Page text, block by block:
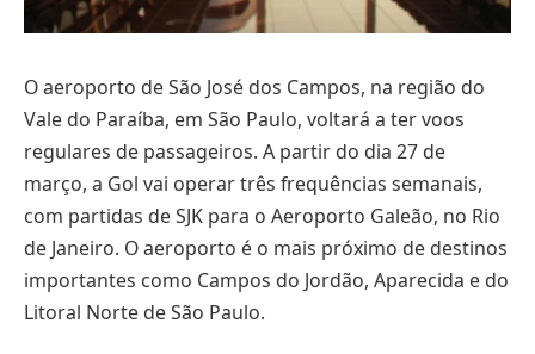
O aeroporto de São José dos Campos, na região do
Vale do Paraíba, em São Paulo, voltará a ter voos
regulares de passageiros. A partir do dia 27 de
março, a Gol vai operar três frequências semanais,
com partidas de SJK para o Aeroporto Galeão, no Rio
de Janeiro. O aeroporto é o mais próximo de destinos
importantes como Campos do Jordão, Aparecida e do
Litoral Norte de São Paulo.